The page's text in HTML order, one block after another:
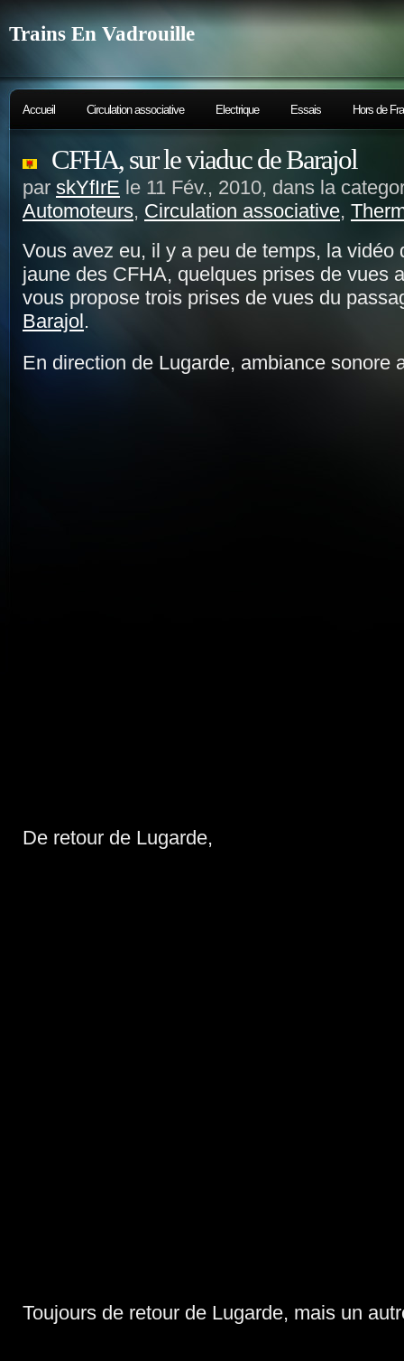
Trains En Vadrouille
Accueil Circulation associative Electrique Essais Hors de
CFHA, sur le viaduc de Barajol
par skYfIrE le 11 Fév., 2010, dans la
Automoteurs, Circulation associative,
Vous avez eu, il y a peu de temps, la vidéo
jaune des CFHA, quelques prises de vues
vous propose trois prises de vues du
Barajol.
En direction de Lugarde, ambiance sonore
De retour de Lugarde,
Toujours de retour de Lugarde, mais un